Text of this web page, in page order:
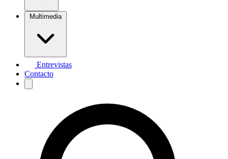
Multimedia
Entrevistas
Contacto